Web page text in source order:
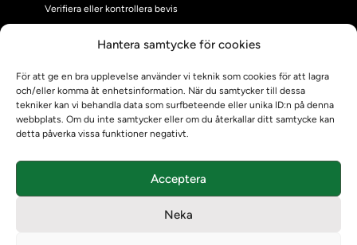
Hantera samtycke för cookies
För att ge en bra upplevelse använder vi teknik som cookies för att lagra
och/eller komma åt enhetsinformation. När du samtycker till dessa
tekniker kan vi behandla data som surfbeteende eller unika ID:n på denna
webbplats. Om du inte samtycker eller om du återkallar ditt samtycke kan
detta påverka vissa funktioner negativt.
Acceptera
Neka
Verifiera eller kontrollera bevis
Om Ladokkonsortiet
Ladokkonsortiet internationellt
Vision, strategi och produktplan
Teamens sammansättning och arbetet på Ladokkonsortiet
Användarkontakter
Policyer och dokument